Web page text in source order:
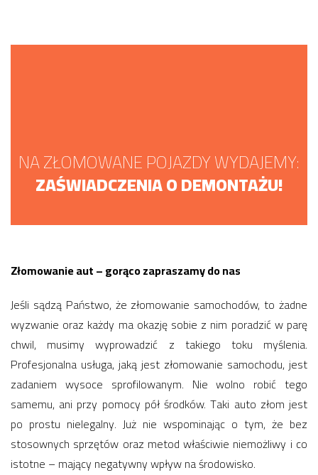
NA ZŁOMOWANE POJAZDY WYDAJEMY:
ZAŚWIADCZENIA O DEMONTAŻU!
Złomowanie aut – gorąco zapraszamy do nas
Jeśli sądzą Państwo, że złomowanie samochodów, to żadne
wyzwanie oraz każdy ma okazję sobie z nim poradzić w parę
chwil, musimy wyprowadzić z takiego toku myślenia.
Profesjonalna usługa, jaką jest złomowanie samochodu, jest
zadaniem wysoce sprofilowanym. Nie wolno robić tego
samemu, ani przy pomocy pół środków. Taki auto złom jest
po prostu nielegalny. Już nie wspominając o tym, że bez
stosownych sprzętów oraz metod właściwie niemożliwy i co
istotne – mający negatywny wpływ na środowisko.